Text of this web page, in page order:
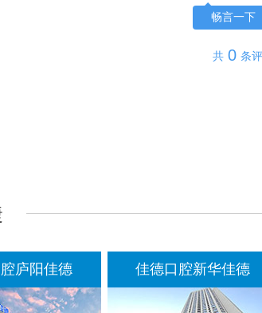
畅言一下
共 0 条
庐阳佳德 佳德口腔新华佳德